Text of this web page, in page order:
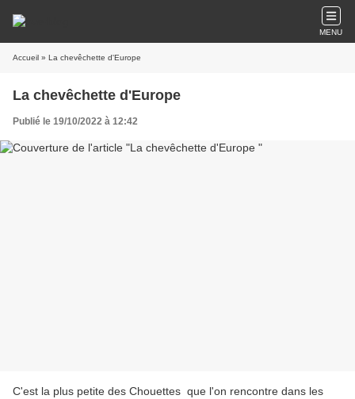
MENU
Accueil » La chevêchette d'Europe
La chevêchette d'Europe
Publié le 19/10/2022 à 12:42
C'est la plus petite des Chouettes que l'on rencontre dans les